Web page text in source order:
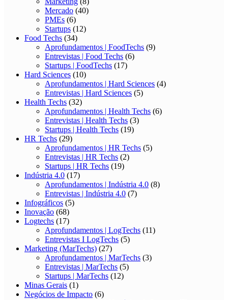
Mercado (40)
PMEs (6)
Startups (12)
Food Techs (34)
Aprofundamentos | FoodTechs (9)
Entrevistas | Food Techs (6)
Startups | FoodTechs (17)
Hard Sciences (10)
Aprofundamentos | Hard Sciences (4)
Entrevistas | Hard Sciences (5)
Health Techs (32)
Aprofundamentos | Health Techs (6)
Entrevistas | Health Techs (3)
Startups | Health Techs (19)
HR Techs (29)
Aprofundamentos | HR Techs (5)
Entrevistas | HR Techs (2)
Startups | HR Techs (19)
Indústria 4.0 (17)
Aprofundamentos | Indústria 4.0 (8)
Entrevistas | Indústria 4.0 (7)
Infográficos (5)
Inovação (68)
Logtechs (17)
Aprofundamentos | LogTechs (11)
Entrevistas I LogTechs (5)
Marketing (MarTechs) (27)
Aprofundamentos | MarTechs (3)
Entrevistas | MarTechs (5)
Startups | MarTechs (12)
Minas Gerais (1)
Negócios de Impacto (6)